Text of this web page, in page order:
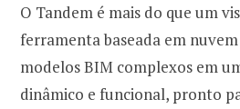
O Tandem é mais do que um
ferramenta baseada em
modelos BIM complexos em
dinâmico e funcional, pronto